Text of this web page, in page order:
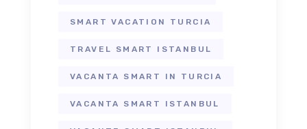
SMART VACATION TURCIA
TRAVEL SMART ISTANBUL
VACANTA SMART IN TURCIA
VACANTA SMART ISTANBUL